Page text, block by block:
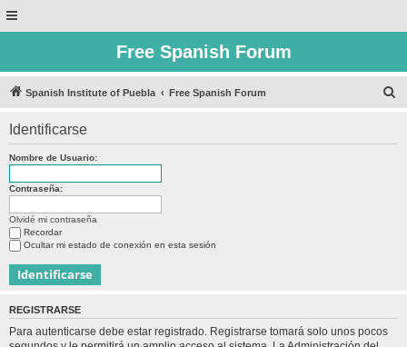
Free Spanish Forum
Spanish Institute of Puebla Free Spanish Forum
Identificarse
Nombre de Usuario:
Contraseña:
Olvidé mi contraseña
Recordar
Ocultar mi estado de conexión en esta sesión
REGISTRARSE
Para autenticarse debe estar registrado. Registrarse tomará solo unos pocos